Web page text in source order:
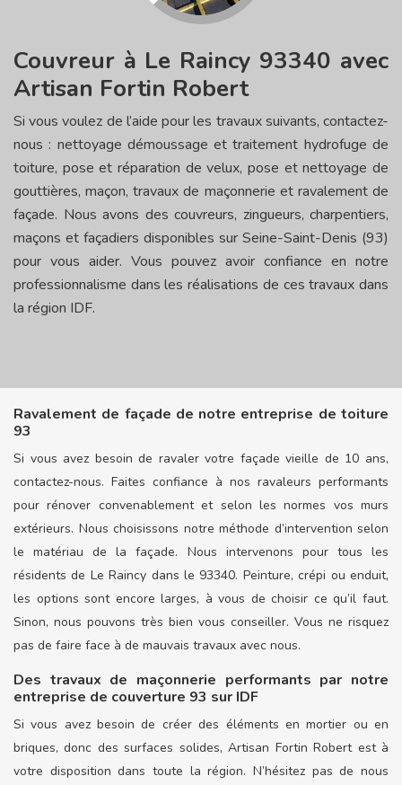
Couvreur à Le Raincy 93340 avec
Artisan Fortin Robert
Si vous voulez de l’aide pour les travaux suivants, contactez-
nous : nettoyage démoussage et traitement hydrofuge de
toiture, pose et réparation de velux, pose et nettoyage de
gouttières, maçon, travaux de maçonnerie et ravalement de
façade. Nous avons des couvreurs, zingueurs, charpentiers,
maçons et façadiers disponibles sur Seine-Saint-Denis (93)
pour vous aider. Vous pouvez avoir confiance en notre
professionnalisme dans les réalisations de ces travaux dans
la région IDF.
Ravalement de façade de notre entreprise de toiture
93
Si vous avez besoin de ravaler votre façade vieille de 10 ans,
contactez-nous. Faites confiance à nos ravaleurs performants
pour rénover convenablement et selon les normes vos murs
extérieurs. Nous choisissons notre méthode d’intervention selon
le matériau de la façade. Nous intervenons pour tous les
résidents de Le Raincy dans le 93340. Peinture, crépi ou enduit,
les options sont encore larges, à vous de choisir ce qu’il faut.
Sinon, nous pouvons très bien vous conseiller. Vous ne risquez
pas de faire face à de mauvais travaux avec nous.
Des travaux de maçonnerie performants par notre
entreprise de couverture 93 sur IDF
Si vous avez besoin de créer des éléments en mortier ou en
briques, donc des surfaces solides, Artisan Fortin Robert est à
votre disposition dans toute la région. N’hésitez pas de nous